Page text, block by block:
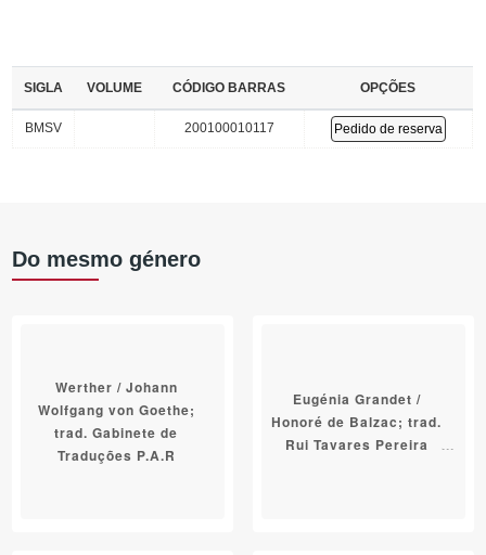
SIGLA VOLUME CÓDIGO BARRAS OPÇÕES
BMSV 200100010117 Pedido de reserva
Do mesmo género
Werther / Johann
Wolfgang von Goethe;
trad. Gabinete de
Traduções P.A.R
Eugénia Grandet /
Honoré de Balzac; trad.
Rui Tavares Pereira